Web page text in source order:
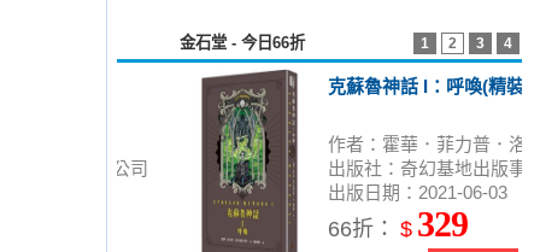
1 2 3 4
金石堂 - 今日66折
克蘇魯神話 I：呼喚(精裝)
作者：霍華．菲力普．洛夫克萊
夫特
出版社：奇幻基地出版事業部
出版日期：2021-06-03
66折： $ 329